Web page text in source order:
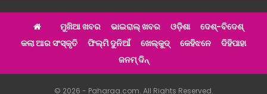
ମୁଖିଆ ଖବର ଭାଇରାଲ୍ ଖବର ଓଡ଼ିଶା
ଦେଶ୍‌-ବିଦେଶ୍‌
କଲା ଆର ସଂସ୍କୃତି
ଫିଲ୍ମି ଦୁନିଆଁ ଖେଲ୍‌କୁଦ୍‌ କେହିଝନେ
ଦିହିପାହା
ଜନମ୍ ଦିନ୍
© 2026 - Paharaa.com. All Rights Reserved.